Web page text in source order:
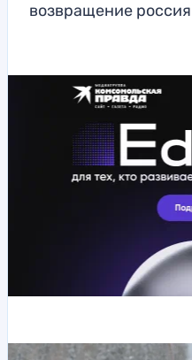
возвращение